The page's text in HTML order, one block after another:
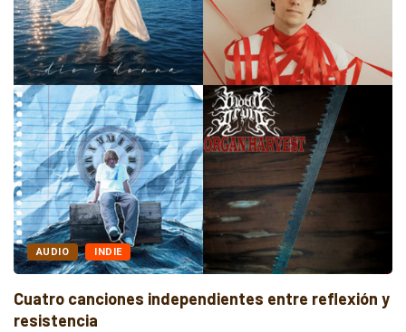
AUDIO INDIE
Cuatro canciones independientes entre reflexión y
resistencia